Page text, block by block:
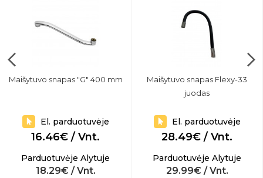
Maišytuvo snapas "G" 400 mm
El. parduotuvėje
16.46€ / Vnt.
Parduotuvėje Alytuje
18.29€ / Vnt.
Maišytuvo snapas Flexy-33
juodas
El. parduotuvėje
28.49€ / Vnt.
Parduotuvėje Alytuje
29.99€ / Vnt.